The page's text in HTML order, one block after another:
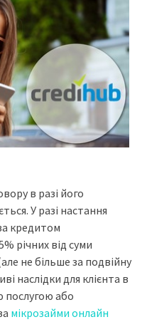
в разі його
У разі настання
кредитом
річних від суми
не більше за подвійну
наслідки для клієнта в
послугою або
мікрозайми онлайн